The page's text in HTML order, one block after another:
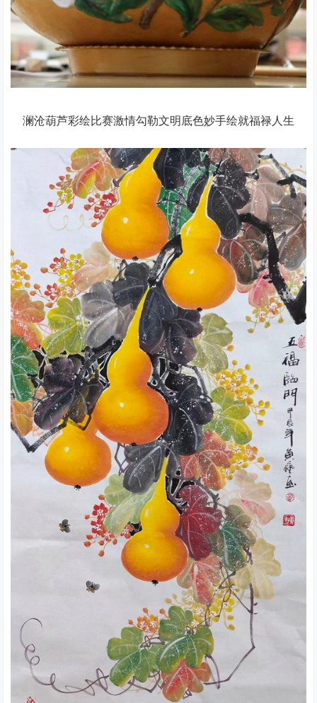
澜沧葫芦彩绘比赛激情勾勒文明底色妙手绘就福禄人生